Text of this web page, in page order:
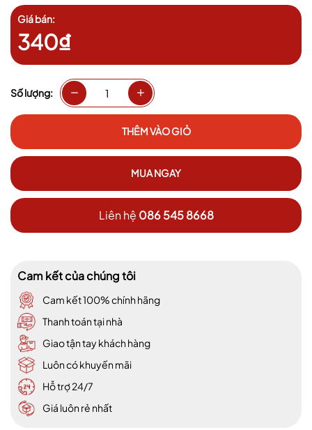
Giá bán:
340₫
Số lượng:
THÊM VÀO GIỎ
MUA NGAY
Liên hệ 086 545 8668
Cam kết của chúng tôi
Cam kết 100% chính hãng
Thanh toán tại nhà
Giao tận tay khách hàng
Luôn có khuyến mãi
Hỗ trợ 24/7
Giá luôn rẻ nhất